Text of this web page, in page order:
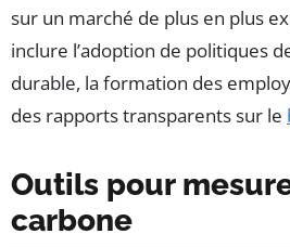
sur un marché de plus en plus
inclure l’adoption de politiques
durable, la formation des
des rapports transparents sur le
Outils pour
carbone